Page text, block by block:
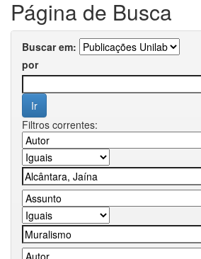
Página de Busca
Buscar em:
por
Filtros correntes: